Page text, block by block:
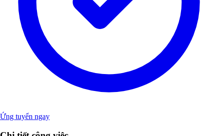
Ứng tuyển ngay